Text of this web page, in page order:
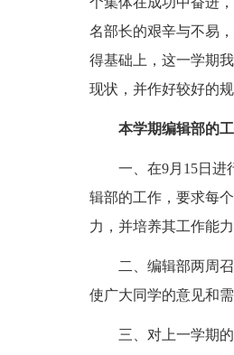
名部长的艰辛与不易
得基础上，这一学期
现状，并作好较好的
本学期编辑部的
一、在9月15日进行
辑部的工作，要求每
力，并培养其工作能
二、编辑部两周召
使广大同学的意见和
三、对上一学期的